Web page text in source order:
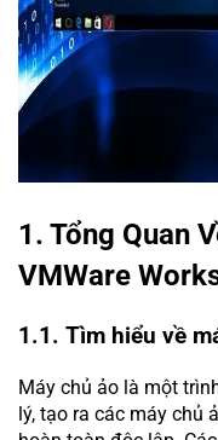
1. Tổng Quan
VMWare
1.1. Tìm hiểu về
Máy chủ ảo là một
lý, tạo ra các máy chủ